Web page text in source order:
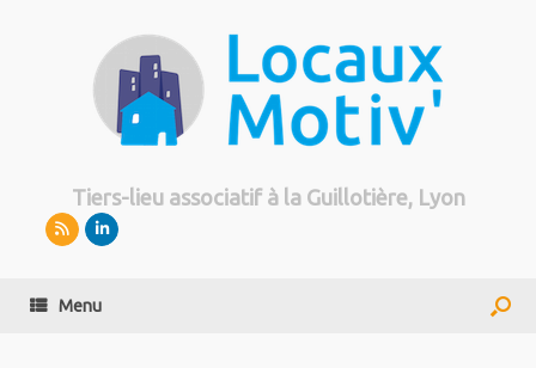
Tiers-lieu associatif à la Guillotière, Lyon
Menu